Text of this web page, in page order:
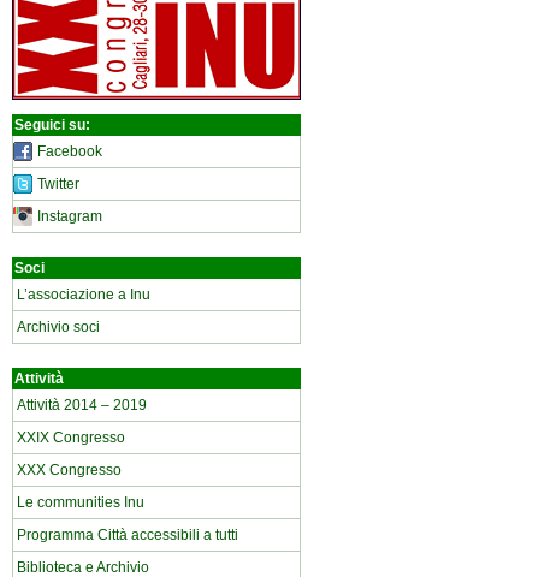
Seguici su:
Facebook
Twitter
Instagram
Soci
L’associazione a Inu
Archivio soci
Attività
Attività 2014 – 2019
XXIX Congresso
XXX Congresso
Le communities Inu
Programma Città accessibili a tutti
Biblioteca e Archivio